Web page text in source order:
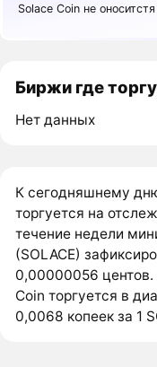
Solace Coin не
Биржи где
Нет данных
К сегодняшнему
торгуется на
течение недели
(SOLACE)
0,00000056 центов.
Coin торгуется в
0,0068 копеек за 1